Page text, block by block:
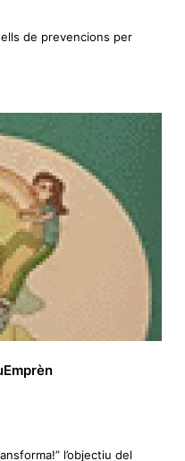
de prevencions per
l’objectiu del